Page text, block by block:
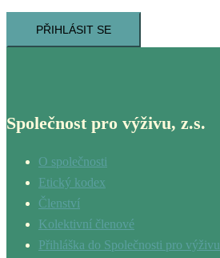
PŘIHLÁSIT SE
Společnost pro výživu, z.s.
O společnosti
Etický kodex
Členství
Kolektivní členové
Přihláška do Společnosti pro výživu